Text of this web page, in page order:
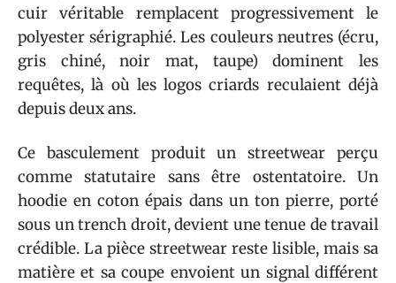
cuir véritable remplacent progressivement le
polyester sérigraphié. Les couleurs neutres (écru,
gris chiné, noir mat, taupe) dominent les
requêtes, là où les logos criards reculaient déjà
depuis deux ans.
Ce basculement produit un streetwear perçu
comme statutaire sans être ostentatoire. Un
hoodie en coton épais dans un ton pierre, porté
sous un trench droit, devient une tenue de travail
crédible. La pièce streetwear reste lisible, mais sa
matière et sa coupe envoient un signal différent